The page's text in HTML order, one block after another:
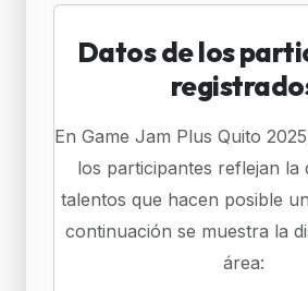
Datos de los
En Game Jam Plus Quito
los participantes reflejan la
talentos que hacen posible
continuación se muestra la
área: